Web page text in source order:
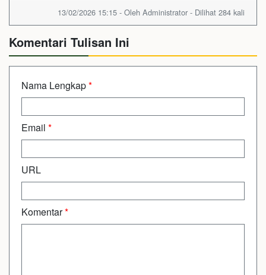
13/02/2026 15:15 - Oleh Administrator - Dilihat 284 kali
Komentari Tulisan Ini
Nama Lengkap*
Email *
URL
Komentar*